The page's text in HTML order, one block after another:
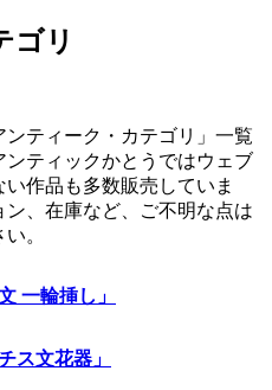
ゴリ
ティーク・カテゴリ」一覧
ンティックかとうではウェブ
作品も多数販売していま
、在庫など、ご不明な点は
。
一輪挿し」
ス文花器」